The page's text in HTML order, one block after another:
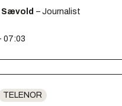
Sævold – Journalist
07:03
TELENOR